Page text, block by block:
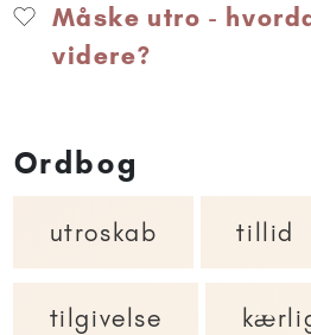
Måske utro -
videre?
Ordbog
utroskab tillid
tilgivelse